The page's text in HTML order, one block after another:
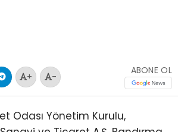
+ -
ABONE OL
Odası Yönetim Kurulu,